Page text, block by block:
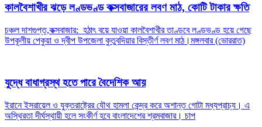
কালবৈশাখীর ঝড়ে লণ্ডভণ্ড কক্সবাজারের লবণ মাঠ, কোটি টাকার ক্ষতি
চঞ্চল দাশগুপ্ত,কক্সবাজার: হঠাৎ বয়ে যাওয়া কালবৈশাখীর তাণ্ডবে লণ্ডভণ্ড হয়ে গেছে
উপকূলীয় পেকুয়া ও দ্বীপ উপজেলা কুতুবদিয়ার বিস্তীর্ণ লবণ মাঠ।মঙ্গলবার (ভোররাত)
যুদ্ধে বাধাগ্রস্থ হতে পারে বৈদেশিক আয়
ইরানে ইসরায়েল ও যুক্তরাষ্ট্রের যৌথ হামলা কেন্দ্র করে অশান্ত গোটা মধ্যপ্রাচ্য। এ
অস্থিরতা দীর্ঘস্থায়ী হলে সংকীর্ণ হবে বাংলাদেশের শ্রমবাজার। চাপ